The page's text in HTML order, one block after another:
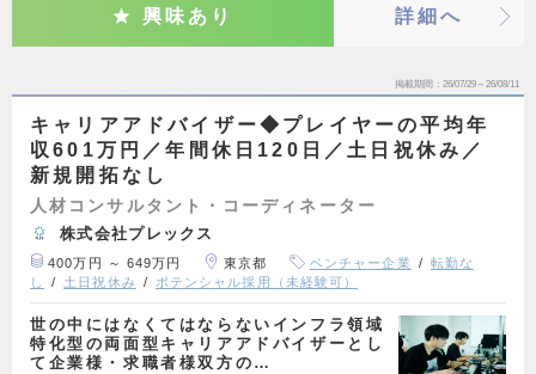
興味あり 詳細へ
掲載期間 26/07/29～26/08/11
キャリアアドバイザー◆プレイヤーの平均年
収601万円／年間休日120日／土日祝休み／
新規開拓なし
人材コンサルタント・コーディネーター
株式会社プレックス
400万円 ～ 649万円 東京都 ベンチャー企業
転勤な
し
土日祝休み ポテンシャル採用（未経験可）
世の中にはなくてはならないインフラ領域
特化型の両面型キャリアアドバイザーとし
て企業様・求職者様双方の…